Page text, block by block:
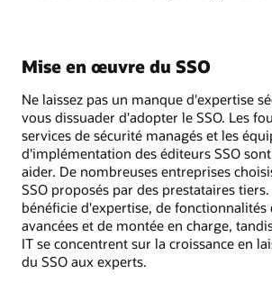
Mise en œuvre du SSO
Ne laissez pas un manque d'expertise
vous dissuader d'adopter le SSO. Les
services de sécurité managés et les
d'implémentation des éditeurs SSO
aider. De nombreuses entreprises
SSO proposés par des prestataires
bénéficie d'expertise, de fonctionnalités
avancées et de montée en charge,
IT se concentrent sur la croissance en
du SSO aux experts.